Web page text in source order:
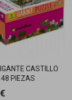
CASTILLO
48 PIEZAS